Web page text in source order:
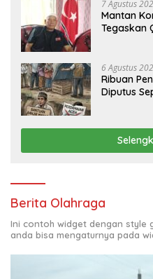
7 Agustus
Mantan
Tegaskan
6 Agustus
Ribuan
Diputus
Berita Olahraga
Ini contoh widget dengan style
anda bisa mengaturnya pada